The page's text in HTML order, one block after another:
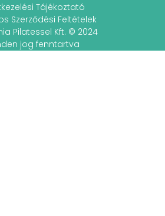
Tájékoztató
Szerződési Feltételek
Pilatessel Kft. © 2024
jog fenntartva